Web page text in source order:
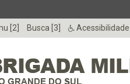
[2] Busca [3] Acessibilidade